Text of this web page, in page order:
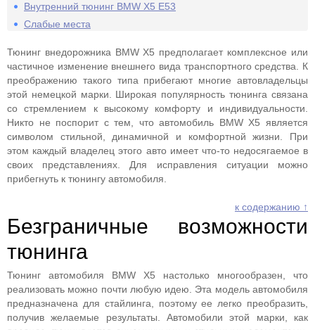
Внутренний тюнинг BMW X5 E53
Слабые места
Тюнинг внедорожника BMW X5 предполагает комплексное или
частичное изменение внешнего вида транспортного средства. К
преображению такого типа прибегают многие автовладельцы
этой немецкой марки. Широкая популярность тюнинга связана
со стремлением к высокому комфорту и индивидуальности.
Никто не поспорит с тем, что автомобиль BMW X5 является
символом стильной, динамичной и комфортной жизни. При
этом каждый владелец этого авто имеет что-то недосягаемое в
своих представлениях. Для исправления ситуации можно
прибегнуть к тюнингу автомобиля.
к содержанию ↑
Безграничные возможности
тюнинга
Тюнинг автомобиля BMW X5 настолько многообразен, что
реализовать можно почти любую идею. Эта модель автомобиля
предназначена для стайлинга, поэтому ее легко преобразить,
получив желаемые результаты. Автомобили этой марки, как